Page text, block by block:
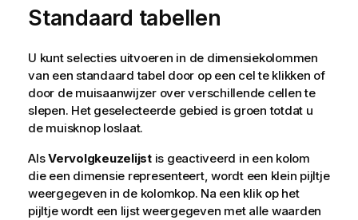
Standaard tabellen
U kunt selecties uitvoeren in de dimensiekolommen
van een standaard tabel door op een cel te klikken of
door de muisaanwijzer over verschillende cellen te
slepen. Het geselecteerde gebied is groen totdat u
de muisknop loslaat.
AlsVervolgkeuzelijstis geactiveerd in een kolom
die een dimensie representeert, wordt een klein pijltje
weergegeven in de kolomkop. Na een klik op het
pijltje wordt een lijst weergegeven met alle waarden